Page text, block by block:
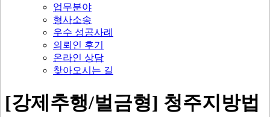
업무분야
형사소송
우수 성공사례
의뢰인 후기
온라인 상담
찾아오시는 길
[강제추행/벌금형] 청주지방법